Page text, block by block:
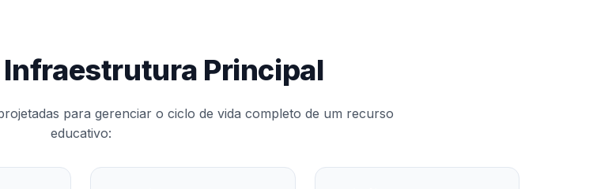
Principal
para gerenciar o ciclo de vida completo de um recurso
educativo: